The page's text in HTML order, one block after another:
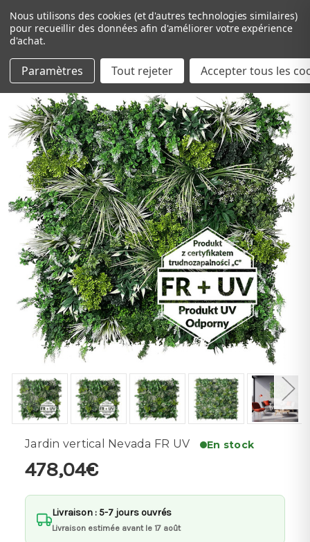
Passer au contenu principal
Jardin vertical Nevada FR UV En stock
478,04€
Livraison : 5-7 jours ouvrés
Livraison estimée avant le 17 août
Nous utilisons des cookies (et d'autres technologies similaires)
pour recueillir des données afin d'améliorer votre expérience
d'achat.
Paramètres Tout rejeter Accepter tous les